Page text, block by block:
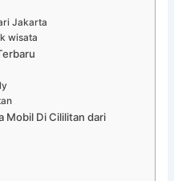
Jakarta
wisata
Mobil Di Cililitan dari